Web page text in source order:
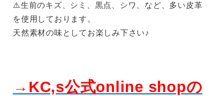
⚠️生前のキズ、シミ、黒点、シワ、など、多い皮革
を使用しております。
天然素材の味としてお楽しみ下さい♪
→KC,s公式online shopの